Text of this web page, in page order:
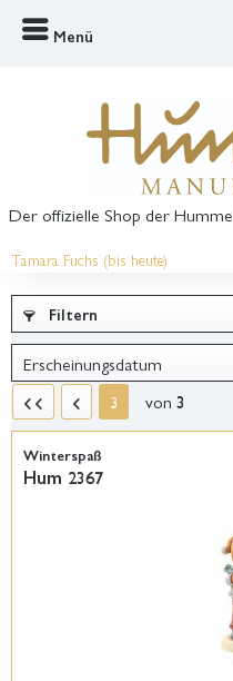
Menü
Der offizielle Shop der
Tamara Fuchs (bis heute)
Filtern
3 von 3
Winterspaß
Hum 2367